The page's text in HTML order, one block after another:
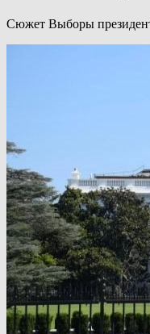
Сюжет Выборы